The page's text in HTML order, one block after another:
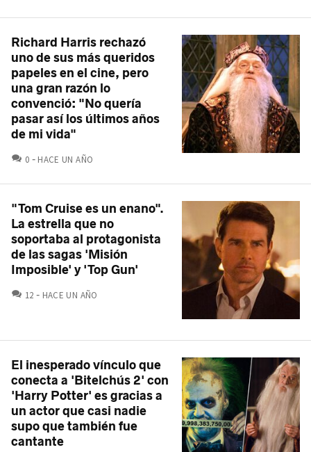
Richard Harris rechazó
uno de sus más queridos
papeles en el cine, pero
una gran razón lo
convenció: "No quería
pasar así los últimos años
de mi vida"
0 COMENTARIOS
HACE UN AÑO
"Tom Cruise es un enano".
La estrella que no
soportaba al protagonista
de las sagas 'Misión
Imposible' y 'Top Gun'
12 COMENTARIOS
HACE UN AÑO
El inesperado vínculo que
conecta a 'Bitelchús 2' con
'Harry Potter' es gracias a
un actor que casi nadie
supo que también fue
cantante